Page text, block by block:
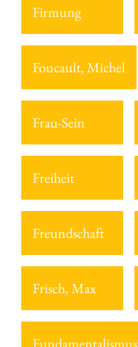
Firmung
Foucault, Michel
Frau-Sein
Freiheit
Freundschaft
Frisch, Max